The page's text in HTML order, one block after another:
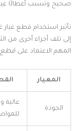
صحيح وتسبب أعطالًا
تأثير استخدام قطع
إلى تلف أجزاء أخرى من
المهم الاعتماد على قطع
المعيار
الجودة
عالية